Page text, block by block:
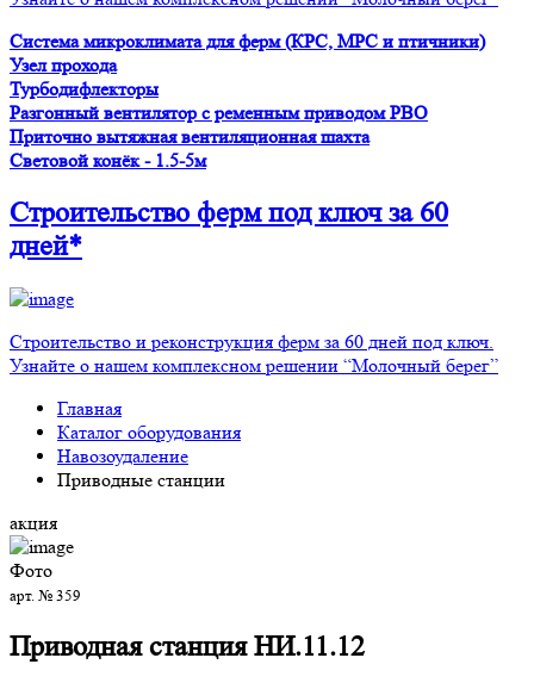
Система микроклимата для ферм (КРС, МРС и птичники)
Узел прохода
Турбодифлекторы
Разгонный вентилятор с ременным приводом PBO
Приточно вытяжная вентиляционная шахта
Световой конёк - 1.5-5м
Строительство фермпод ключ за 60
дней*
Строительство и реконструкция ферм за 60 дней под ключ.
Узнайте о нашем комплексном решении “Молочный берег”
Главная
Каталог оборудования
Навозоудаление
Приводные станции
акция
Фото
арт. № 359
Приводная станция НИ.11.12